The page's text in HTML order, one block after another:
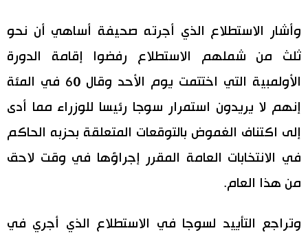
إعلان
وأشار الاستطلاع الذي أجرته صحيفة أساهي أن نحو
ثلث من شملهم الاستطلاع رفضوا إقامة الدورة
الأولمبية التي اختتمت يوم الأحد وقال 60 في المئة
إنهم لا يريدون استمرار سوجا رئيسا للوزراء مما أدى
إلى اكتناف الغموض بالتوقعات المتعلقة بحزبه الحاكم
في الانتخابات العامة المقرر إجراؤها في وقت لاحق
من هذا العام.
وتراجع التأييد لسوجا في الاستطلاع الذي أجري في